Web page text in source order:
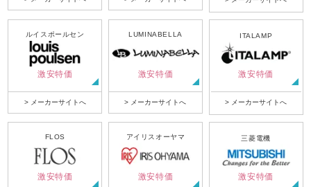
ルイスポールセン
激安特価
> メーカーサイトへ
LUMINABELLA
激安特価
> メーカーサイトへ
ITALAMP
激安特価
> メーカーサイトへ
FLOS
激安特価
アイリスオーヤマ
激安特価
三菱電機
激安特価